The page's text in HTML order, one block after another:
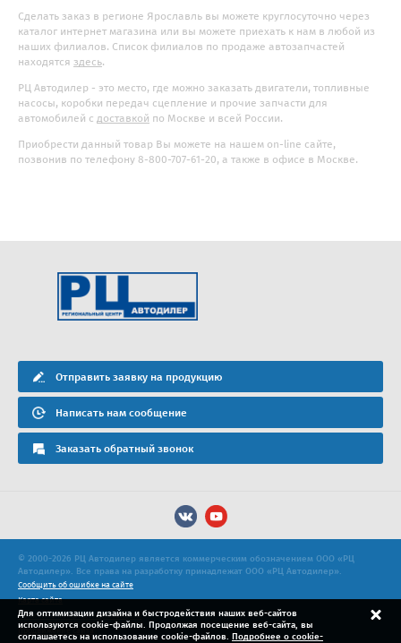
Сделать заказ в регионе Ярославль вы можете круглосуточно через
каталог интернет магазина или вы можете приехать к нам в любой из
наших филиалов. Список филиалов по продаже автозапчастей
находятся здесь.
РЦ Автодилер - это место, где можно заказать двигатели, топливные
насосы, коробки передач сцепление и прочие запчасти для
автомобилей с доставкой по Москве и всей России.
Приобрести данный товар Вы можете на нашем on-line сайте,
позвонив по телефону 8-800-707-61-20, а также в офисе в Москве.
Отправить заявку на продукцию
Написать нам сообщение
Заказать обратный звонок
© 2000-2026 РЦ Автодилер является коммерческим обозначением ООО «РЦ
Автодилер». Все права на разработку принадлежат ООО «РЦ Автодилер».
Сообщить об ошибке на сайте
Карта сайта
Политика конфиденциальности
Продвижение сайта
Для оптимизации дизайна и быстродействия наших веб-сайтов
используются cookie-файлы. Продолжая посещение веб-сайта, вы
соглашаетесь на использование cookie-файлов. Подробнее о cookie-